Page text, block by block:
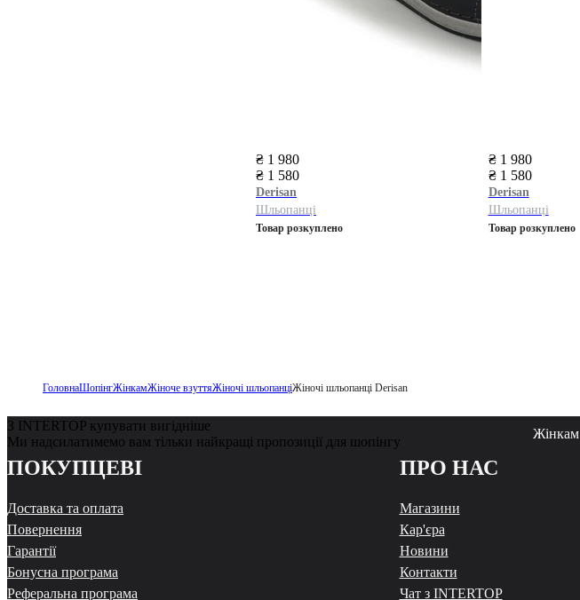
₴ 1 980
₴ 1 580
Derisan
Шльопанці
Товар розкуплено
₴ 1 980
₴ 1 580
Derisan
Шльопанці
Товар розкуплено
ГоловнаШопінгЖінкамЖіноче взуттяЖіночі шльопанціЖіночі шльопанці Derisan
З INTERTOP купувати вигідніше
Ми надсилатимемо вам тільки найкращі пропозиції для шопінгу
Жінкам
ПОКУПЦЕВІ
Доставка та оплата
Повернення
Гарантії
Бонусна програма
Реферальна програма
ПРО НАС
Магазини
Кар'єра
Новини
Контакти
Чат з INTERTOP